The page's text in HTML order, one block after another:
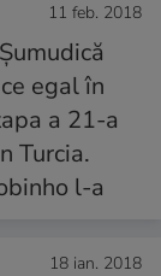
11 feb. 2018
18 ian. 2018